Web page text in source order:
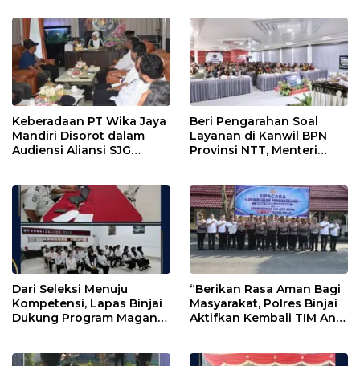
Keberadaan PT Wika Jaya
Mandiri Disorot dalam
Audiensi Aliansi SJG
Beri Pengarahan Soal
Layanan di Kanwil BPN
Provinsi NTT, Menteri
Dari Seleksi Menuju
Kompetensi, Lapas Binjai
Dukung Program Magang
“Berikan Rasa Aman Bagi
Masyarakat, Polres Binjai
Aktifkan Kembali TIM Anti